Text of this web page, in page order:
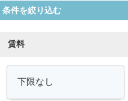
条件を絞り込む
賃料